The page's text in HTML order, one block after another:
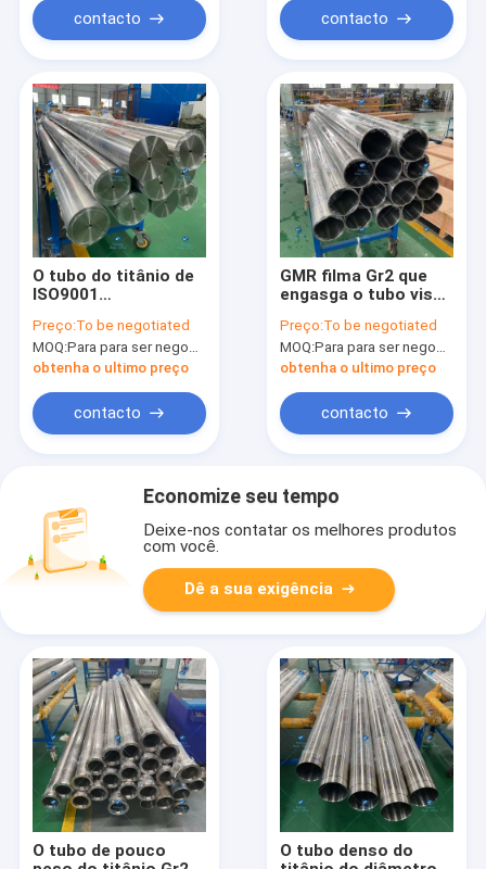
contacto contacto
O tubo do titânio de
ISO9001
visa o semicondutor
Preço:To be negotiated
MOQ:Para para ser negociado
obtenha o ultimo preço
contacto
GMR filma Gr2 que
engasga o tubo visa
magnetoóptico
Preço:To be negotiated
MOQ:Para para ser negociado
obtenha o ultimo preço
contacto
Economize seu tempo
Deixe-nos contatar os melhores produtos
com você.
Dê a sua exigência
O tubo de pouco
O tubo denso do